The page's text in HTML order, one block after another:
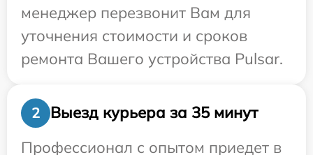
менеджер перезвонит Вам для
уточнения стоимости и сроков
ремонта Вашего устройства Pulsar.
2
Выезд курьера за 35 минут
Профессионал с опытом приедет в